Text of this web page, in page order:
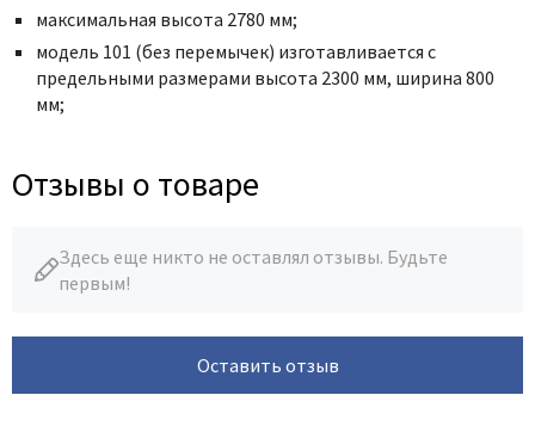
максимальная высота 2780 мм;
модель 101 (без перемычек) изготавливается с
предельными размерами высота 2300 мм, ширина 800
мм;
Отзывы о товаре
Здесь еще никто не оставлял отзывы. Будьте
первым!
Оставить отзыв